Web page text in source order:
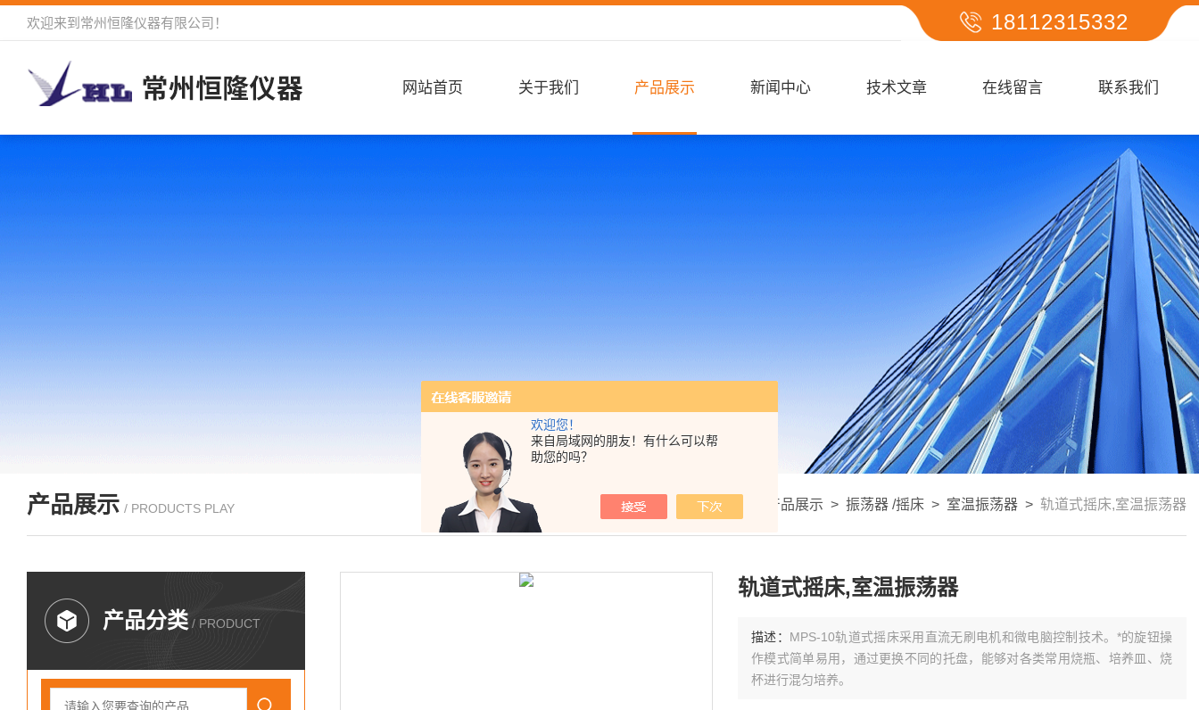
欢迎您！
来自局域网的朋友！有什么可以帮
助您的吗？
欢迎来到 常州恒隆仪器有限公司 ！ 18112315332
网站首页 关于我们 产品展示 新闻中心 技术文章 在线留言 联系我们
产品展示 / PRODUCTS PLAY 我的位置：首页 产品展示 > 振荡器 /摇床 > 室温振荡器 > 轨道式摇床,室温振荡器
产品分类 / PRODUCT
轨道式摇床,室温振荡器
描述： MPS-10轨道式摇床采用直流无刷电机和微电脑控制技术。*的旋钮操
作模式简单易用，通过更换不同的托盘，能够对各类常用烧瓶、培养皿、烧
杯进行混匀培养。